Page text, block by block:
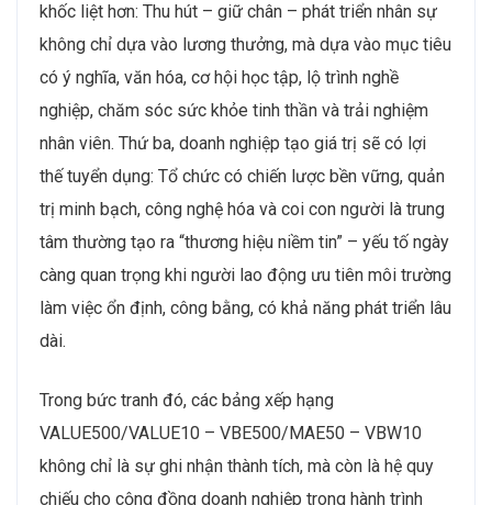
khốc liệt hơn: Thu hút – giữ chân – phát triển nhân sự
không chỉ dựa vào lương thưởng, mà dựa vào mục tiêu
có ý nghĩa, văn hóa, cơ hội học tập, lộ trình nghề
nghiệp, chăm sóc sức khỏe tinh thần và trải nghiệm
nhân viên. Thứ ba, doanh nghiệp tạo giá trị sẽ có lợi
thế tuyển dụng: Tổ chức có chiến lược bền vững, quản
trị minh bạch, công nghệ hóa và coi con người là trung
tâm thường tạo ra “thương hiệu niềm tin” – yếu tố ngày
càng quan trọng khi người lao động ưu tiên môi trường
làm việc ổn định, công bằng, có khả năng phát triển lâu
dài.
Trong bức tranh đó, các bảng xếp hạng
VALUE500/VALUE10 – VBE500/MAE50 – VBW10
không chỉ là sự ghi nhận thành tích, mà còn là hệ quy
chiếu cho cộng đồng doanh nghiệp trong hành trình